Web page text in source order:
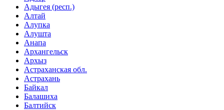
Адыгея (респ.)
Алтай
Алупка
Алушта
Анапа
Архангельск
Архыз
Астраханская обл.
Астрахань
Байкал
Балашиха
Балтийск